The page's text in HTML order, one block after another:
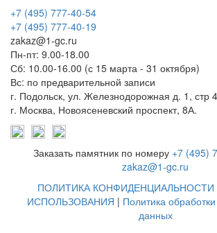
+7 (495) 777-40-54
+7 (495) 777-40-19
zakaz@1-gc.ru
Пн-пт: 9.00-18.00
Сб: 10.00-16.00 (с 15 марта - 31 октября)
Вс: по предварительной записи
г. Подольск, ул. Железнодорожная д. 1, стр
г. Москва, Новоясеневский проспект, 8А.
Заказать памятник по номеру +7 (495)
zakaz@1-gc.ru
ПОЛИТИКА
ИСПОЛЬЗОВАНИЯ | Политика
данных